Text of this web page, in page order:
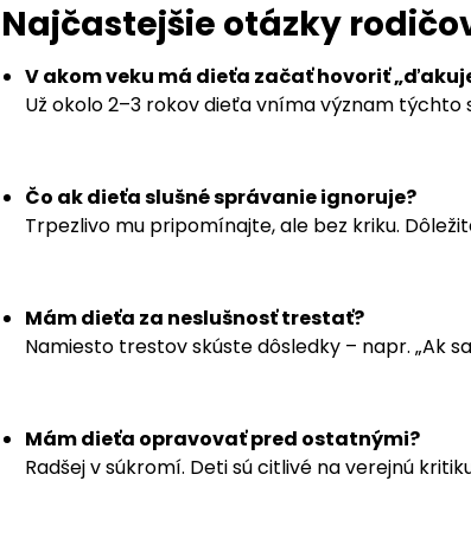
Najčastejšie otázky
V akom veku má dieťa začať hovoriť
Už okolo 2–3 rokov dieťa vníma význam
Čo ak dieťa slušné správanie ignoruje?
Trpezlivo mu pripomínajte, ale bez kriku.
Mám dieťa za neslušnosť trestať?
Namiesto trestov skúste dôsledky – napr. „Ak
Mám dieťa opravovať pred ostatnými?
Radšej v súkromí. Deti sú citlivé na verejnú